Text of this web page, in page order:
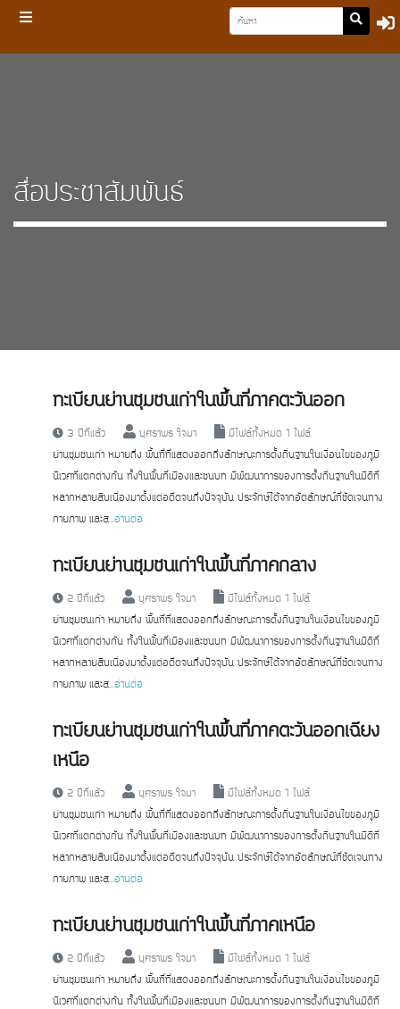
สื่อประชาสัมพันธ์
ทะเบียนย่านชุมชนเก่าในพื้นที่ภาคตะวันออก
3 ปีที่แล้ว บุศราพร ใจมา
มีไฟล์ทั้งหมด 1 ไฟล์
ย่านชุมชนเก่า หมายถึง พื้นที่ที่แสดงออกถึงลักษณะการตั้งถิ่นฐานในเงื่อนไขของภูมิ
นิเวศที่แตกต่างกัน ทั้งในพื้นที่เมืองและชนบท มีพัฒนาการของการตั้งถิ่นฐานในมิติที่
หลากหลายสืบเนื่องมาตั้งแต่อดีตจนถึงปัจจุบัน ประจักษ์ได้จากอัตลักษณ์ที่ชัดเจนทาง
กายภาพ และส...อ่านต่อ
ทะเบียนย่านชุมชนเก่าในพื้นที่ภาคกลาง
2 ปีที่แล้ว บุศราพร ใจมา
มีไฟล์ทั้งหมด 1 ไฟล์
ย่านชุมชนเก่า หมายถึง พื้นที่ที่แสดงออกถึงลักษณะการตั้งถิ่นฐานในเงื่อนไขของภูมิ
นิเวศที่แตกต่างกัน ทั้งในพื้นที่เมืองและชนบท มีพัฒนาการของการตั้งถิ่นฐานในมิติที่
หลากหลายสืบเนื่องมาตั้งแต่อดีตจนถึงปัจจุบัน ประจักษ์ได้จากอัตลักษณ์ที่ชัดเจนทาง
กายภาพ และส...อ่านต่อ
ทะเบียนย่านชุมชนเก่าในพื้นที่ภาคตะวันออกเฉียง
เหนือ
2 ปีที่แล้ว บุศราพร ใจมา
มีไฟล์ทั้งหมด 1 ไฟล์
ย่านชุมชนเก่า หมายถึง พื้นที่ที่แสดงออกถึงลักษณะการตั้งถิ่นฐานในเงื่อนไขของภูมิ
นิเวศที่แตกต่างกัน ทั้งในพื้นที่เมืองและชนบท มีพัฒนาการของการตั้งถิ่นฐานในมิติที่
หลากหลายสืบเนื่องมาตั้งแต่อดีตจนถึงปัจจุบัน ประจักษ์ได้จากอัตลักษณ์ที่ชัดเจนทาง
กายภาพ และส...อ่านต่อ
ทะเบียนย่านชุมชนเก่าในพื้นที่ภาคเหนือ
2 ปีที่แล้ว บุศราพร ใจมา
มีไฟล์ทั้งหมด 1 ไฟล์
ย่านชุมชนเก่า หมายถึง พื้นที่ที่แสดงออกถึงลักษณะการตั้งถิ่นฐานในเงื่อนไขของภูมิ
นิเวศที่แตกต่างกัน ทั้งในพื้นที่เมืองและชนบท มีพัฒนาการของการตั้งถิ่นฐานในมิติที่